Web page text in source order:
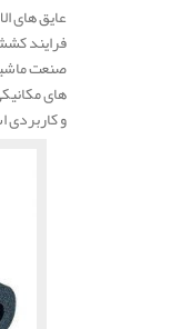
عایق های
فرایند
صنعت
های
و